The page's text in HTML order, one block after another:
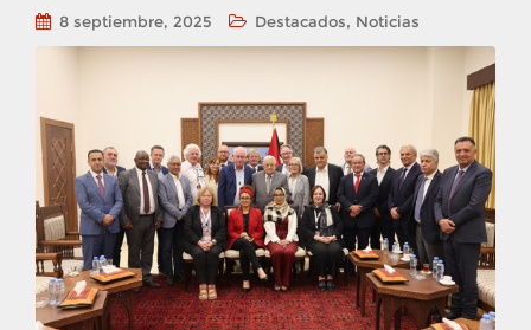
8 septiembre, 2025 Destacados, Noticias